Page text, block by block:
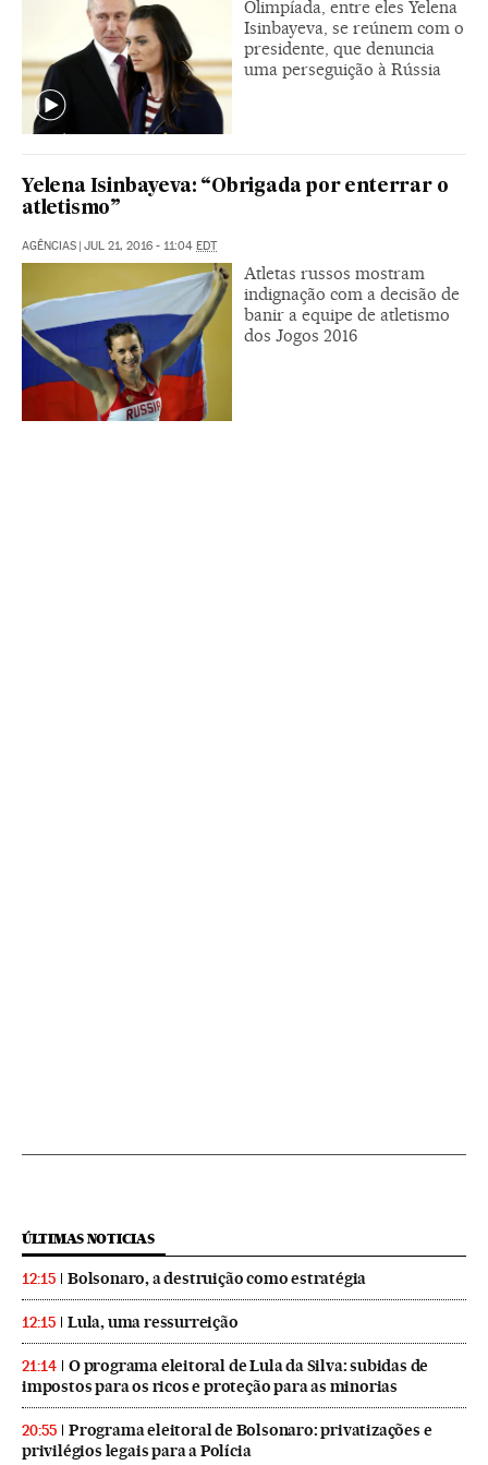
Olimpíada, entre eles Yelena
Isinbayeva, se reúnem com o
presidente, que denuncia
uma perseguição à Rússia
Yelena Isinbayeva: “Obrigada por enterrar o
atletismo”
AGÊNCIAS | JUL 21, 2016 - 11:04 EDT
Atletas russos mostram
indignação com a decisão de
banir a equipe de atletismo
dos Jogos 2016
ÚLTIMAS NOTICIAS
12:15 Bolsonaro, a destruição como estratégia
12:15 Lula, uma ressurreição
21:14
O programa eleitoral de Lula da Silva: subidas de
impostos para os ricos e proteção para as minorias
20:55
Programa eleitoral de Bolsonaro: privatizações e
privilégios legais para a Polícia